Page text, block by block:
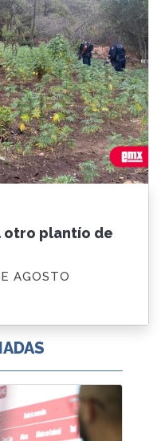
otro plantío de
AGOSTO